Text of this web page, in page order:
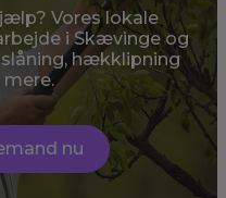
Vores lokale
i Skævinge og
hækklipning
nu